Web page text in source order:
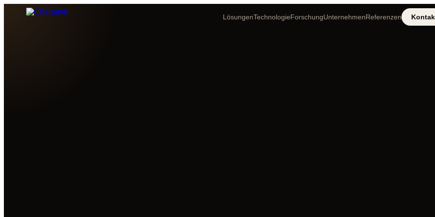
LösungenTechnologieForschungUnternehmenReferenzen